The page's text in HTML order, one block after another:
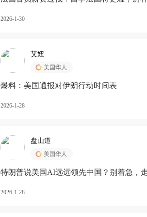
2026-1-30
艾妞
美国华人
爆料：美国通报对伊朗行动时间表
2026-1-28
盘山道
美国华人
特朗普说美国AI远远领先中国？别着急，
2026-1-28